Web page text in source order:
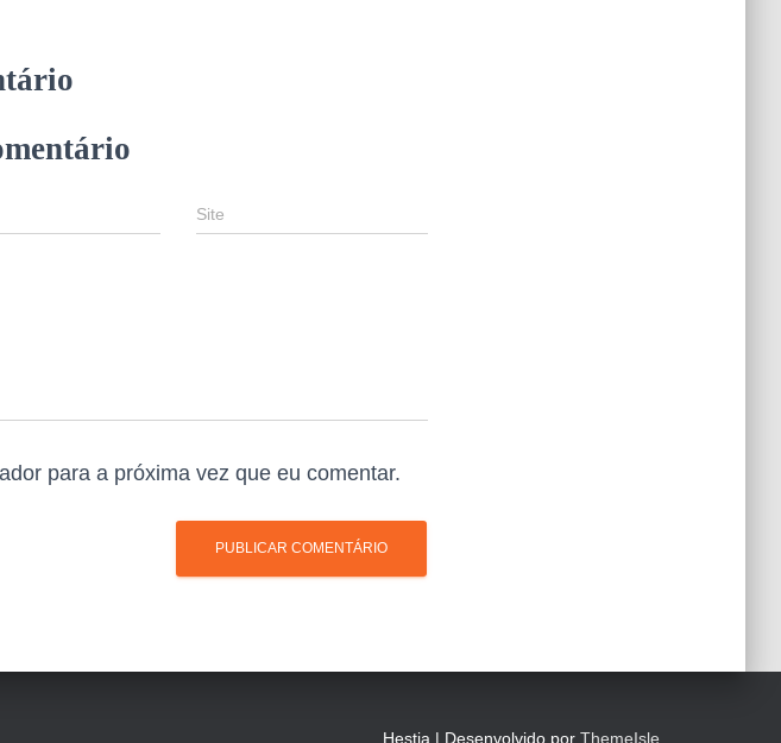
Site
para a próxima vez que eu comentar.
Hestia | Desenvolvido por ThemeIsle